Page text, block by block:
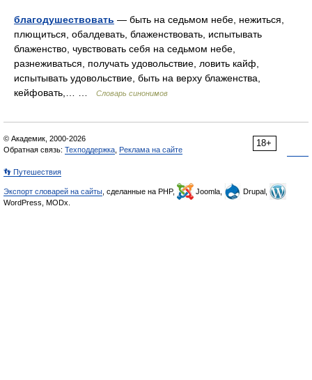
благодушествовать — быть на седьмом небе, нежиться,
плющиться, обалдевать, блаженствовать, испытывать
блаженство, чувствовать себя на седьмом небе,
разнеживаться, получать удовольствие, ловить кайф,
испытывать удовольствие, быть на верху блаженства,
кейфовать,… …
Словарь синонимов
18+
© Академик, 2000-2026
Обратная связь: Техподдержка Реклама на сайте
👣 Путешествия
Экспорт словарей на сайты , сделанные на PHP, Joomla,
Drupal,
WordPress, MODx.